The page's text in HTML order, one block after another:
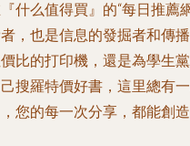
什么值得買』的“每日推薦
，也是信息的發掘者和傳
比的打印機，還是為學生
搜羅特價好書，這里總有
您的每一次分享，都能創造